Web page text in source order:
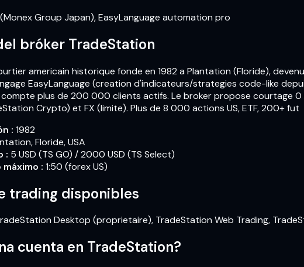
(Monex Group Japan), EasyLanguage automation pro
bróker TradeStation
americain historique fonde en 1982 a Plantation (Floride),
EasyLanguage (creation d'indicateurs/strategies code-like
compte plus de 200 000 clients actifs. Le broker propose courtage
Crypto) et FX (limite). Plus de 8 000 actions US, ETF, 200+ fut
: 1982
Floride, USA
: 5 USD (TS GO) / 2000 USD (TS Select)
: 1:50 (forex US)
trading disponibles
Desktop (proprietaire), TradeStation Web Trading,
cuenta en TradeStation?